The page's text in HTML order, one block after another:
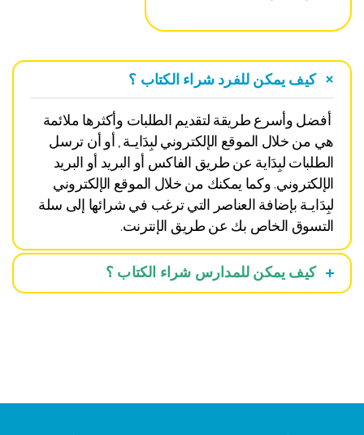
كيف يمكن للفرد شراء الكتاب ؟
أفضل وأسرع طريقة لتقديم الطلبات وأكثرها ملائمة
هي من خلال الموقع الإلكتروني لبِدَايـة , أو أن ترسل
الطلبات لبِدَاية عن طريق الفاكس أو البريد أو البريد
الإلكتروني. وكما يمكنك من خلال الموقع الإلكتروني
لبِدَايـة بإضافة العناصر التي ترغب في شرائها إلى سلة
التسوق الخاص بك عن طريق الإنترنت.
كيف يمكن للمدارس شراء الكتاب ؟